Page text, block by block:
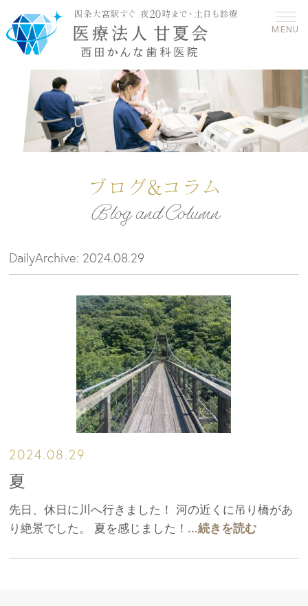
MENU
ブログ&コラム
Blog and Column
DailyArchive: 2024.08.29
2024.08.29
夏
先日、休日に川へ行きました！ 河の近くに吊り橋があ
り絶景でした。 夏を感じました！ ...続きを読む